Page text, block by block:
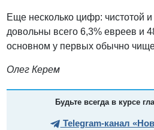
Еще несколько цифр: чистотой
довольны всего 6,3% евреев и
основном у первых обычно
Олег Керем
Будьте всегда в курсе
Telegram-канал